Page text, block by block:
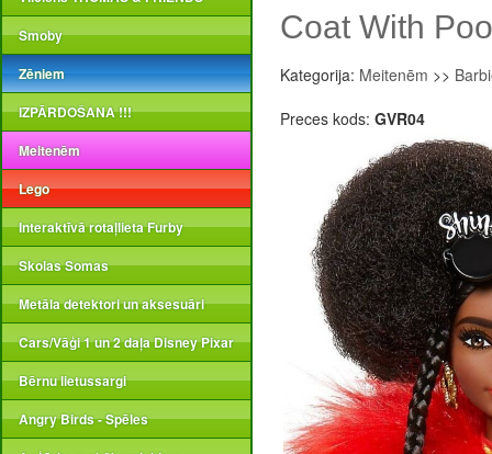
Smoby
Zēniem
IZPĀRDOŠANA !!!
Meitenēm
Lego
Interaktīvā rotaļlieta Furby
Skolas Somas
Metāla detektori un aksesuāri
Cars/Vāģi 1 un 2 daļa Disney Pixar
Bērnu lietussargi
Angry Birds - Spēles
Coat With
Kategorija: Meitenēm >>
Preces kods: GVR04